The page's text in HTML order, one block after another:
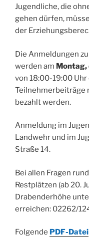
Jugendliche, die
gehen dürfen,
der
Die Anmeldungen
werden am Montag,
von 18:00-19:00
Teilnehmerbeiträge
bezahlt werden.
Anmeldung im
Landwehr und im
Straße 14.
Bei allen Fragen
Restplätzen (ab 20.
Drabenderhöhe
erreichen: 02262/
Folgende PDF-Datei